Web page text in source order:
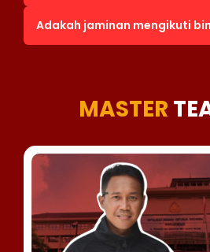
Adakah jaminan mengikuti
MASTER